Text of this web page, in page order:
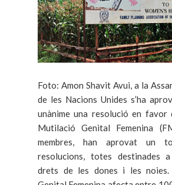
Foto: Amon Shavit Avui, a la
de les Nacions Unides s’ha
unànime una resolució en favor
Mutilació Genital Femenina
membres, han aprovat un
resolucions, totes destinades
drets de les dones i les